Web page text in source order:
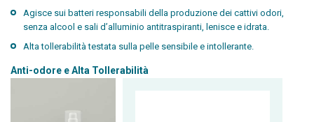
Agisce sui batteri responsabili della produzione dei cattivi odori,
senza alcool e sali d’alluminio antitraspiranti, lenisce e idrata.
Alta tollerabilità testata sulla pelle sensibile e intollerante.
Anti-odore e Alta Tollerabilità